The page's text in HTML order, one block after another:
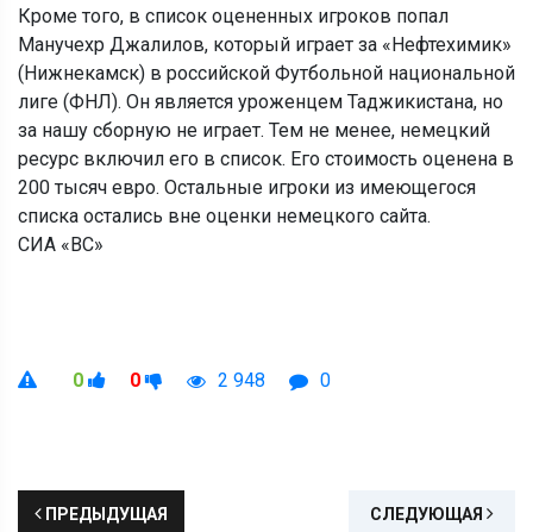
Кроме того, в список оцененных игроков попал
Манучехр Джалилов, который играет за «Нефтехимик»
(Нижнекамск) в российской Футбольной национальной
лиге (ФНЛ). Он является уроженцем Таджикистана, но
за нашу сборную не играет. Тем не менее, немецкий
ресурс включил его в список. Его стоимость оценена в
200 тысяч евро. Остальные игроки из имеющегося
списка остались вне оценки немецкого сайта.
СИА «ВС»
0 0 2 948 0
ПРЕДЫДУЩАЯ СЛЕДУЮЩАЯ